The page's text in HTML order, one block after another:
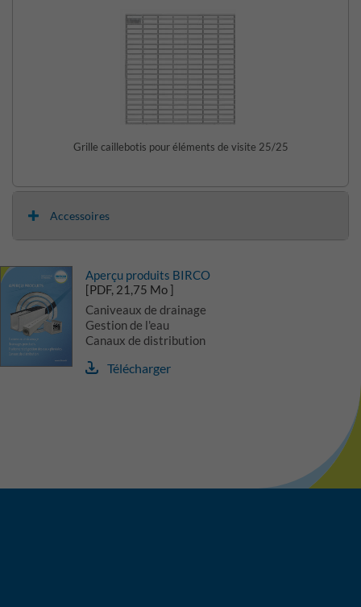
Grille caillebotis pour éléments de visite 25/25
Accessoires
Aperçu produits BIRCO
[PDF, 21,75 Mo ]
Caniveaux de drainage
Gestion de l'eau
Canaux de distribution
Télécharger